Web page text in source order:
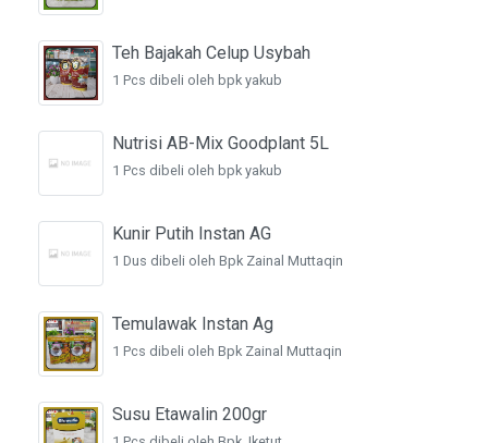
Teh Bajakah Celup Usybah
1 Pcs dibeli oleh bpk yakub
Nutrisi AB-Mix Goodplant 5L
1 Pcs dibeli oleh bpk yakub
Kunir Putih Instan AG
1 Dus dibeli oleh Bpk Zainal Muttaqin
Temulawak Instan Ag
1 Pcs dibeli oleh Bpk Zainal Muttaqin
Susu Etawalin 200gr